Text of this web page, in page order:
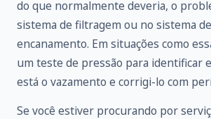
do que normalmente deveria, o
sistema de filtragem ou no sistema de
encanamento. Em situações como
um teste de pressão para identificar
está o vazamento e corrigi-lo com
Se você estiver procurando por